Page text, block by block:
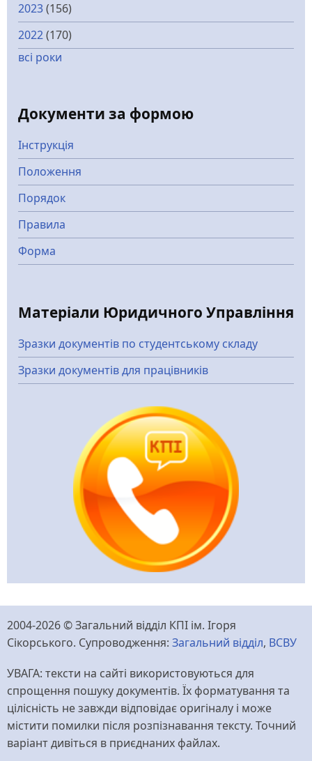
2023(156)
2022(170)
всі роки
Документи за формою
Інструкція
Положення
Порядок
Правила
Форма
Матеріали Юридичного Управління
Зразки документів по студентському складу
Зразки документів для працівників
2004-2026 © Загальний відділ КПІ ім. Ігоря
Сікорського. Супроводження: Загальний відділ, ВСВУ
УВАГА: тексти на сайті використовуються для
спрощення пошуку документів. Їх форматування та
цілісність не завжди відповідає оригіналу і може
містити помилки після розпізнавання тексту. Точний
варіант дивіться в приєднаних файлах.